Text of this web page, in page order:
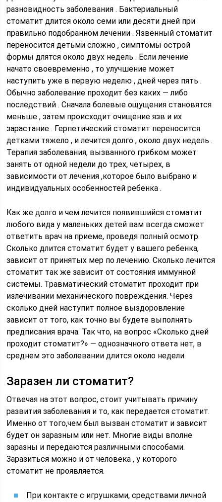
разновидность заболевания . Бактериальный
стоматит длится около семи или десяти дней при
правильно подобранном лечении . Язвенный стоматит
переносится детьми сложно , симптомы острой
формы длятся около двух недель . Если лечение
начато своевременно , то улучшение может
наступить уже в первую неделю , дней через пять .
Обычно заболевание проходит без каких — либо
последствий . Сначала болевые ощущения становятся
меньше , затем происходит очищение язв и их
зарастание . Герпетический стоматит переносится
детками тяжело , и лечится долго , около двух недель .
Терапия заболевания, вызванного грибком может
занять от одной недели до трех, четырех, в
зависимости от лечения ,которое было выбрано и
индивидуальных особенностей ребенка .
Как же долго и чем лечится появившийся стоматит
любого вида у маленьких детей вам всегда сможет
ответить врач на приеме, проведя полный осмотр.
Сколько длится стоматит будет у вашего ребенка,
зависит от принятых мер по лечению. Сколько лечится
стоматит так же зависит от состояния иммунной
системы. Травматический стоматит проходит при
излечивании механического повреждения. Через
сколько дней наступит полное выздоровление
зависит от того, как точно вы будете выполнять
предписания врача. Так что, на вопрос «Сколько дней
проходит стоматит?» — однозначного ответа нет, в
среднем это заболевании длится около недели.
Заразен ли стоматит?
Отвечая на этот вопрос, стоит учитывать причину
развития заболевания и то, как передается стоматит.
Именно от того,чем был вызван стоматит и зависит
будет он заразным или нет. Многие виды вполне
заразны и передаются различными способами.
Заразиться можно и от человека , у которого
стоматит не проявляется.
При контакте с игрушками, средствами личной